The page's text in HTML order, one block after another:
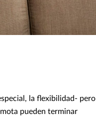
la flexibilidad- pero
pueden terminar